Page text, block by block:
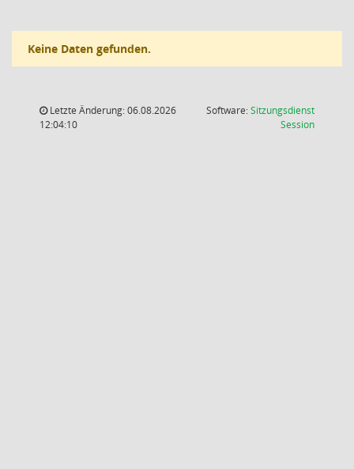
Keine Daten gefunden.
Letzte Änderung: 06.08.2026
12:04:10
Software:Sitzungsdienst
Session(Wird in